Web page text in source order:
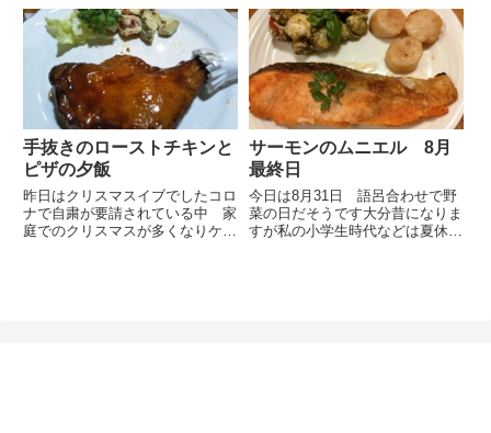
したがとても美味しく出来ました
コンビーフはあまり食べないので
比較のしようがありませんが食べ
やすく丁度良い塩味でしたせっ
か...
食事食後は夫は大掃除 私はお節
作りに取り掛かかりました毎年夫
には浴槽エプロン・エアコンフ
ィ...
手抜きのローストチキンと
ピザの夕飯
昨日はクリスマスイブでしたコロ
ナで自粛が要請されている中 家
庭でのクリスマスが多くなりケー
サーモンのムニエル 8月
最終日
今日は8月31日 語呂合わせで野
菜の日だそうです大分昔になりま
すが私の小学生時代などは夏休み